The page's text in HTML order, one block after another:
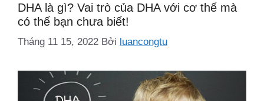
DHA là gì? Vai trò của DHA với cơ thể mà
có thể bạn chưa biết!
Tháng 11 15, 2022 Bởi luancongtu